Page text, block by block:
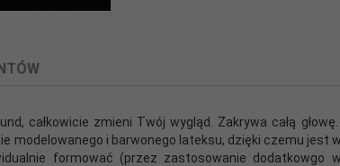
całkowicie zmieni Twój wygląd. Zakrywa całą
modelowanego i barwonego lateksu, dzięki czemu jest
formować (przez zastosowanie dodatkowgo